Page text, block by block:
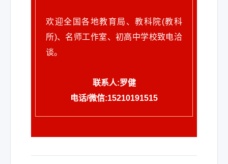
级一等奖”“全国高等学校外语课程思政教
学比赛国家级二等奖”等殊荣20余项。
钟妮
大理大学外国语学院
大理大学讲师，北京外国语大学英语语
语与多语教育、社会语言学、二语习
等奖。参与三次国家级、省级课题并已
结题，参与多本教学辅导丛书的编写，
论文在国家级、省市级期刊发表并多次
云南师范大学附属小学英语教师，文林
山名师 ”称号。云南省基础教育领域省级
钱柳伊初中英语名师工作室主持人;云南
省“国培计划”初中英语钱柳伊名师工作坊
坊主;昆明市“钱柳伊名师工作室”主持人,
市第十四届人大代表;昆明市西山区第九
届政协委员，昆明市第十四届政协委
王馥蕾
语教师教学能手、2017年度昆明好人
（敬业奉献类）、第二届昆明市春城教
头人，昆明市高中英语名师工作室主持
江州高中英语名师工作站主持人、昆明
市高中教师培训项目首席专家、云南省
欢迎全国各地教育局、教科院(教科
所)、名师工作室、初高中学校致电洽
谈。
联系人:罗健
电话/微信:15210191515